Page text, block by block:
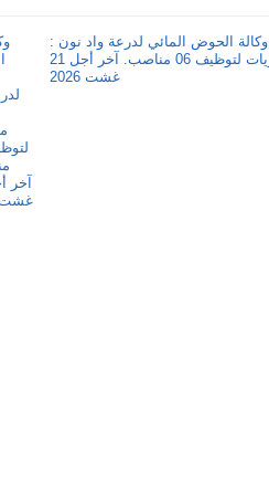
وكالة الحوض المائي لدرعة واد نون :
مباريات لتوظيف 06 مناصب. آخر أجل 21
غشت 2026